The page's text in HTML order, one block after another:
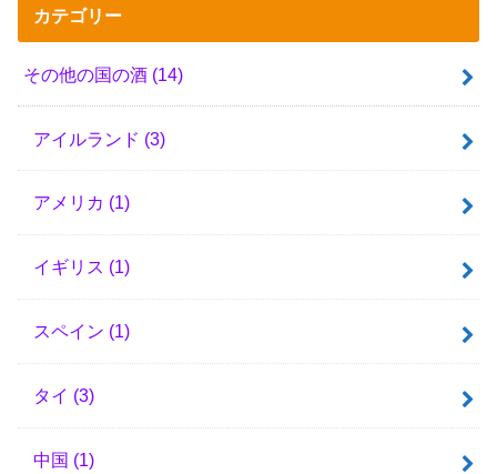
カテゴリー
その他の国の酒 (14)
アイルランド (3)
アメリカ (1)
イギリス (1)
スペイン (1)
タイ (3)
中国 (1)